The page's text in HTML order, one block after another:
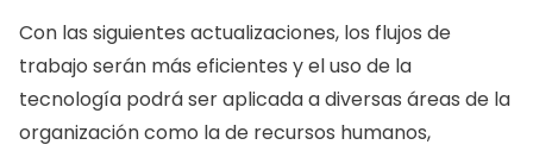
Con las siguientes actualizaciones, los flujos de
trabajo serán más eficientes y el uso de la
tecnología podrá ser aplicada a diversas áreas de la
organización como la de recursos humanos,